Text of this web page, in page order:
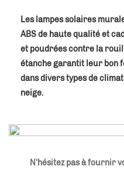
Les lampes solaires
ABS de haute qualité et
et poudrées contre la
étanche garantit leur bon
dans divers types de
neige.
N'hésitez pas à fournir